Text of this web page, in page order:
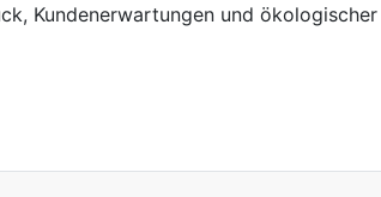
Kundenerwartungen und